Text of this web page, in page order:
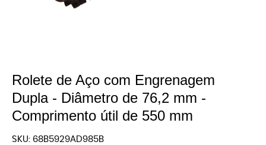
Rolete de Aço com Engrenagem
Dupla - Diâmetro de 76,2 mm -
Comprimento útil de 550 mm
SKU: 68B5929AD985B